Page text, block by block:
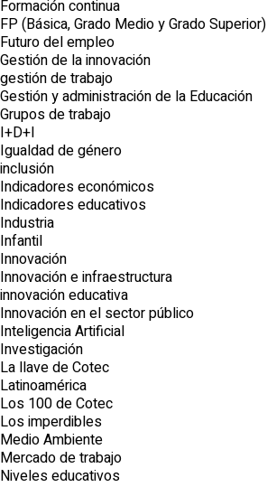
Formación continua
FP (Básica, Grado Medio y Grado Superior)
Futuro del empleo
Gestión de la innovación
gestión de trabajo
Gestión y administración de la Educación
Grupos de trabajo
I+D+I
Igualdad de género
inclusión
Indicadores económicos
Indicadores educativos
Industria
Infantil
Innovación
Innovación e infraestructura
innovación educativa
Innovación en el sector público
Inteligencia Artificial
Investigación
La llave de Cotec
Latinoamérica
Los 100 de Cotec
Los imperdibles
Medio Ambiente
Mercado de trabajo
Niveles educativos